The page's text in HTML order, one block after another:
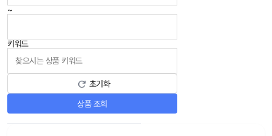
~
키워드
초기화
상품 조회